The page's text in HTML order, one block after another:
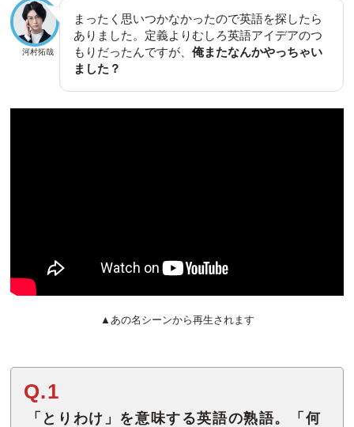
河村拓哉
まったく思いつかなかったので英語を探したら
ありました。定義よりむしろ英語アイデアのつ
もりだったんですが、俺またなんかやっちゃい
ました？
▲あの名シーンから再生されます
Q.1
「とりわけ」を意味する英語の熟語。「何